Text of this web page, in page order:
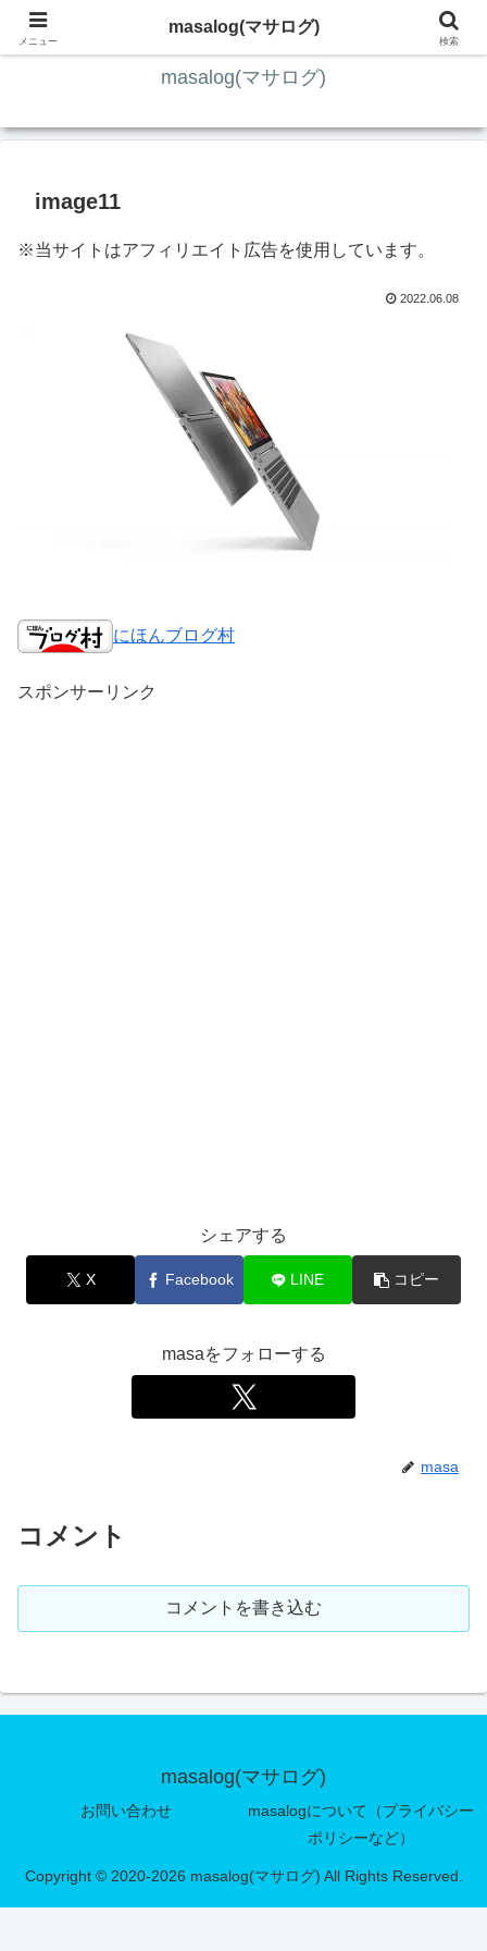
ITの知識4割・ガジェット4割・その他2割 の趣味ブログ
masalog(マサログ)
image11
※当サイトはアフィリエイト広告を使用しています。
2022.06.08
にほんブログ村
スポンサーリンク
シェアする
X Facebook LINE コピー
masaをフォローする
masa
コメント
コメントを書き込む
masalog(マサログ)
お問い合わせ
masalogについて（プライバシー
ポリシーなど）
Copyright © 2020-2026 masalog(マサログ) All Rights Reserved.
メニュー
masalog(マサログ)
検索